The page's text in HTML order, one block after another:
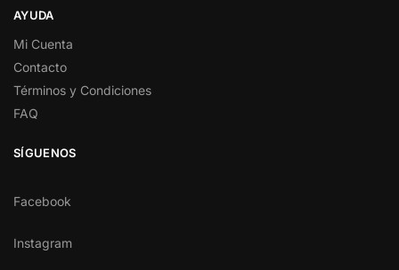
AYUDA
Mi Cuenta
Contacto
Términos y Condiciones
FAQ
SÍGUENOS
Facebook
Instagram